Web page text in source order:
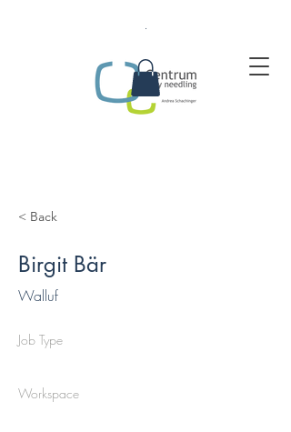
.
< Back
Birgit Bär
Walluf
Job Type
Workspace